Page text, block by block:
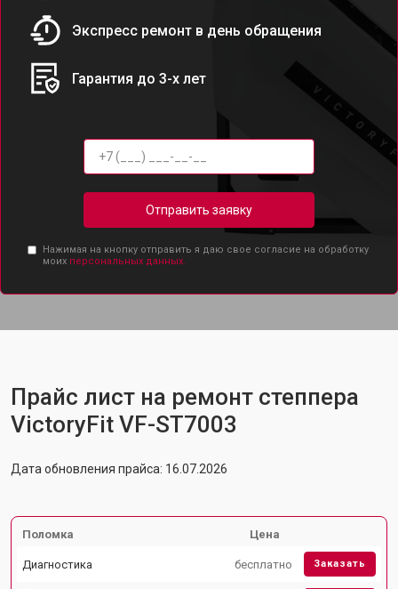
Экспресс ремонт в день обращения
Гарантия до 3-х лет
Отправить заявку
Нажимая на кнопку отправить я даю свое согласие на обработку
моих персональных данных.
Прайс лист на ремонт степпера
VictoryFit VF-ST7003
Дата обновления прайса: 16.07.2026
Поломка Цена
Диагностика бесплатно Заказать